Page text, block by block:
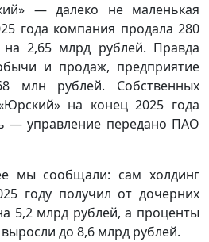
— далеко не маленькая
года компания продала 280
на 2,65 млрд рублей. Правда
и продаж, предприятие
млн рублей. Собственных
на конец 2025 года
— управление передано ПАО
мы сообщали: сам холдинг
году получил от дочерних
5,2 млрд рублей, а проценты
до 8,6 млрд рублей.